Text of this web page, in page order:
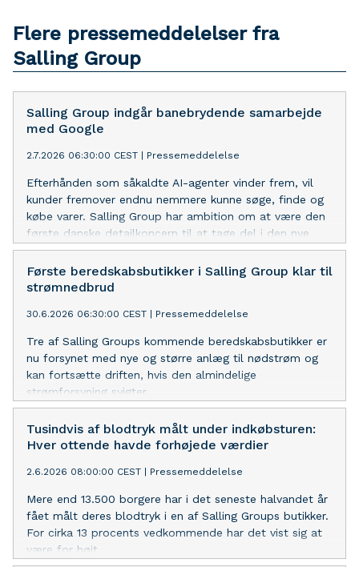
Flere pressemeddelelser fra
Salling Group
Salling Group indgår banebrydende samarbejde
med Google
2.7.2026 06:30:00 CEST Pressemeddelelse
Efterhånden som såkaldte AI-agenter vinder frem, vil
kunder fremover endnu nemmere kunne søge, finde og
købe varer. Salling Group har ambition om at være den
første danske detailkoncern til at tage del i den nye
satsning på ‘agentic commerce’ i samarbejde med
Googles AI univers, Gemini.
Første beredskabsbutikker i Salling Group klar til
strømnedbrud
30.6.2026 06:30:00 CEST Pressemeddelelse
Tre af Salling Groups kommende beredskabsbutikker er
nu forsynet med nye og større anlæg til nødstrøm og
kan fortsætte driften, hvis den almindelige
strømforsyning svigter.
Tusindvis af blodtryk målt under indkøbsturen:
Hver ottende havde forhøjede værdier
2.6.2026 08:00:00 CEST Pressemeddelelse
Mere end 13.500 borgere har i det seneste halvandet år
fået målt deres blodtryk i en af Salling Groups butikker.
For cirka 13 procents vedkommende har det vist sig at
være for højt.